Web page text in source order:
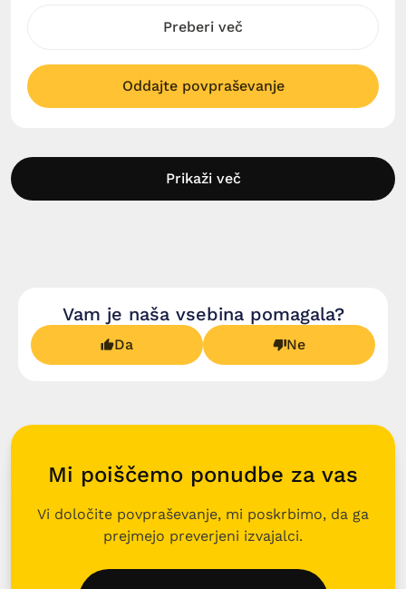
Preberi več
Oddajte povpraševanje
Prikaži več
Vam je naša vsebina pomagala?
Da Ne
Mi poiščemo ponudbe za vas
Vi določite povpraševanje, mi poskrbimo, da ga
prejmejo preverjeni izvajalci.